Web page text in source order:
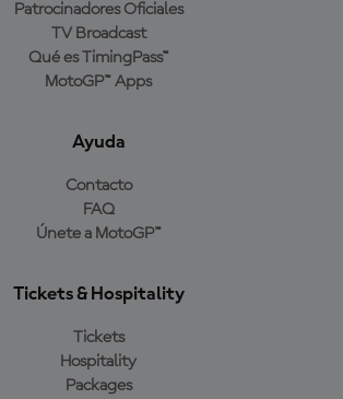
Patrocinadores Oficiales
TV Broadcast
Qué es TimingPass™
MotoGP™ Apps
Ayuda
Contacto
FAQ
Únete a MotoGP™
Tickets & Hospitality
Tickets
Hospitality
Packages